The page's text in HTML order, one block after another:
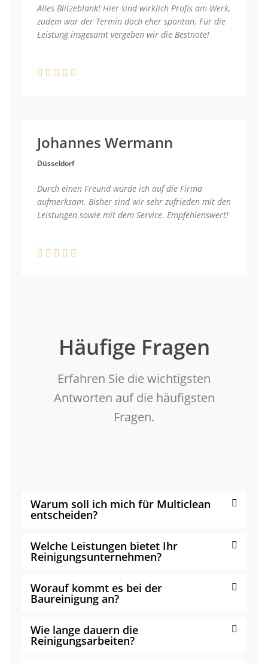
Alles Blitzeblank! Hier sind wirklich Profis am Werk,
zudem war der Termin doch eher spontan. Für die
Leistung insgesamt vergeben wir die Bestnote!
Johannes Wermann
Düsseldorf
Durch einen Freund wurde ich auf die Firma
aufmerksam. Bisher sind wir sehr zufrieden mit den
Leistungen sowie mit dem Service. Empfehlenswert!
Häufige Fragen
Erfahren Sie die wichtigsten
Antworten auf die häufigsten
Fragen.
Warum soll ich mich für Multiclean
entscheiden?
Welche Leistungen bietet Ihr
Reinigungsunternehmen?
Worauf kommt es bei der
Baureinigung an?
Wie lange dauern die
Reinigungsarbeiten?